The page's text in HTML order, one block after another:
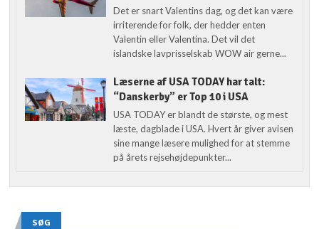
Det er snart Valentins dag, og det kan være
irriterende for folk, der hedder enten
Valentin eller Valentina. Det vil det
islandske lavprisselskab WOW air gerne...
Læserne af USA TODAY har talt:
“Danskerby” er Top 10 i USA
USA TODAY er blandt de største, og mest
læste, dagblade i USA. Hvert år giver avisen
sine mange læsere mulighed for at stemme
på årets rejsehøjdepunkter...
SØG